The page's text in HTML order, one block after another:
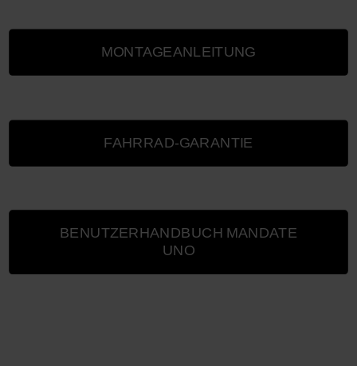
MONTAGEANLEITUNG
FAHRRAD-GARANTIE
BENUTZERHANDBUCH MANDATE
UNO